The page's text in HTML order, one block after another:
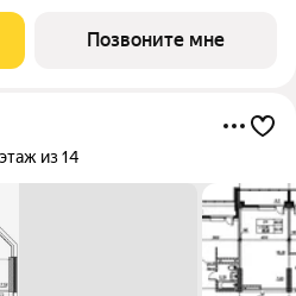
с черновой или предчистовой
Позвоните мне
из 14